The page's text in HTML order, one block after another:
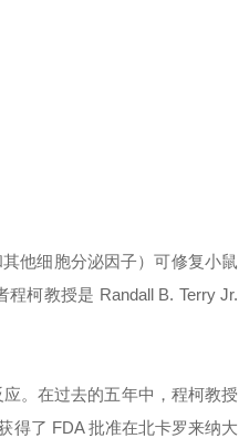
他细胞分泌因子）可修复小鼠
柯教授是 Randall B. Terry Jr.
。在过去的五年中，程柯教授
得了 FDA 批准在北卡罗来纳大